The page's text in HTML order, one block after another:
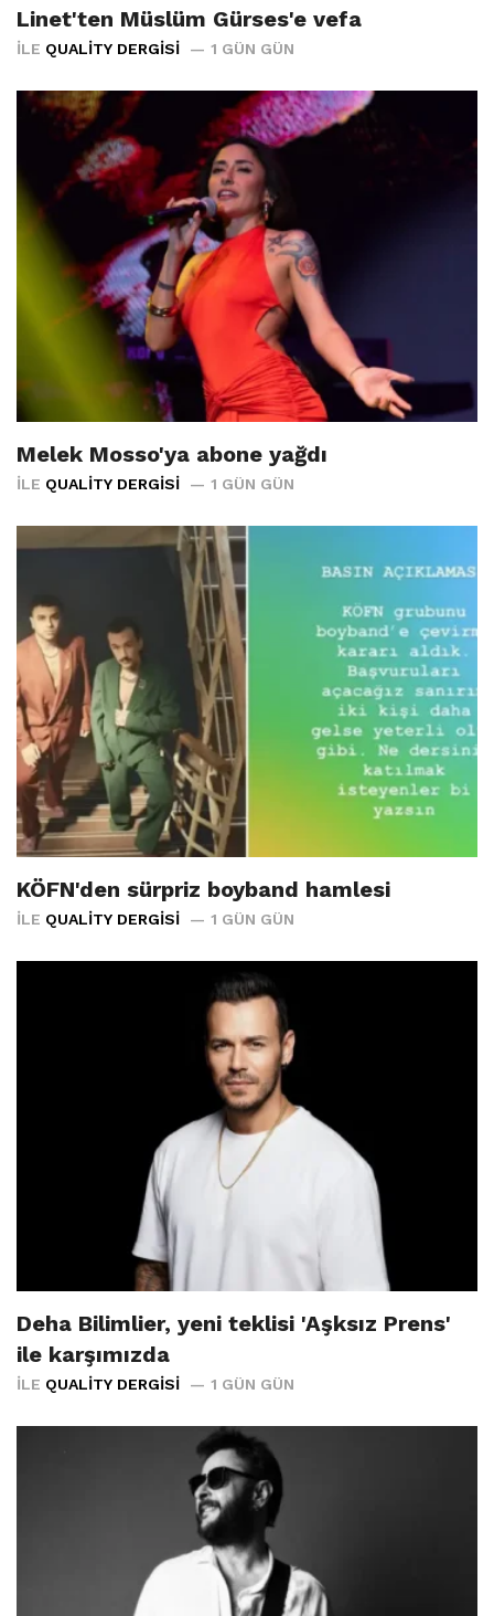
Linet'ten Müslüm Gürses'e vefa
İLE QUALITY DERGISI 1 GÜN GÜN
Melek Mosso'ya abone yağdı
İLE QUALITY DERGISI 1 GÜN GÜN
KÖFN'den sürpriz boyband hamlesi
İLE QUALITY DERGISI 1 GÜN GÜN
Deha Bilimlier, yeni teklisi 'Aşksız Prens'
ile karşımızda
İLE QUALITY DERGISI 1 GÜN GÜN